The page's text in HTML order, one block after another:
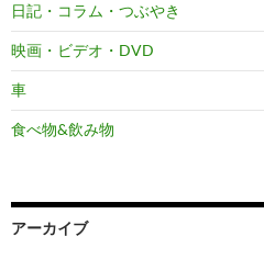
日記・コラム・つぶやき
映画・ビデオ・DVD
車
食べ物&飲み物
アーカイブ